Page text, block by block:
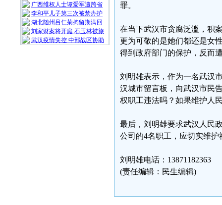
广西维权人士谭爱军遭跨省
李和平儿子第三次被禁办护
湖北随州吕仁菊拘留期满回
刘家财案将开庭 石玉林被旅
武汉疫情失控 中部战区协助
罪。
在当下武汉市贪腐泛滥，积
更为可敬的是她们都还是女
得到政府部门的保护，反而
刘明雄表示，作为一名武汉
汉城市留言板，向武汉市民
权职工违法吗？如果维护人
最后，刘明雄要求武汉人民
公司的4名职工，应切实维
刘明雄电话：13871182363
(责任编辑：民生编辑)